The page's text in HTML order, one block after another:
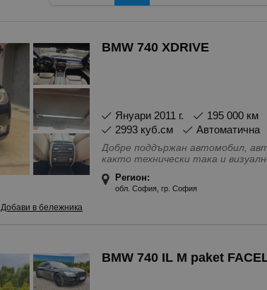
BMW 740 XDRIVE
януари 2011 г. 195 000 км
2993 куб.см
Автоматична
Добре поддържан автомобил,
както технически така и
безкомпромисно поддържан и
въпроси позвънете спокойно на
Особености - 4(5) Врати, 4x4,
въздушно окачване, Аларма,
за светлина, Ел. Огледала, Ел.
Климатроник, Кожен салон,
джанти, Металик,
Система за динамична
Регион:
обл. София, гр. София
Добави в бележника
BMW 740 IL M paket